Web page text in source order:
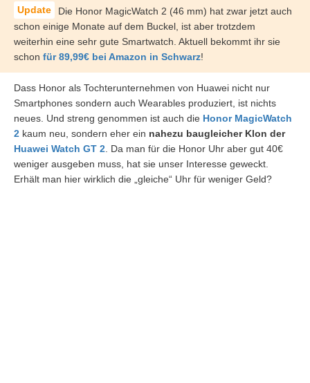
Die Honor MagicWatch 2 (46 mm) hat zwar jetzt auch
schon einige Monate auf dem Buckel, ist aber trotzdem
weiterhin eine sehr gute Smartwatch. Aktuell bekommt ihr sie
schon für 89,99€ bei Amazon in Schwarz!
Dass Honor als Tochterunternehmen von Huawei nicht nur
Smartphones sondern auch Wearables produziert, ist nichts
neues. Und streng genommen ist auch die Honor MagicWatch
2 kaum neu, sondern eher ein nahezu baugleicher Klon der
Huawei Watch GT 2 . Da man für die Honor Uhr aber gut 40€
weniger ausgeben muss, hat sie unser Interesse geweckt.
Erhält man hier wirklich die „gleiche“ Uhr für weniger Geld?